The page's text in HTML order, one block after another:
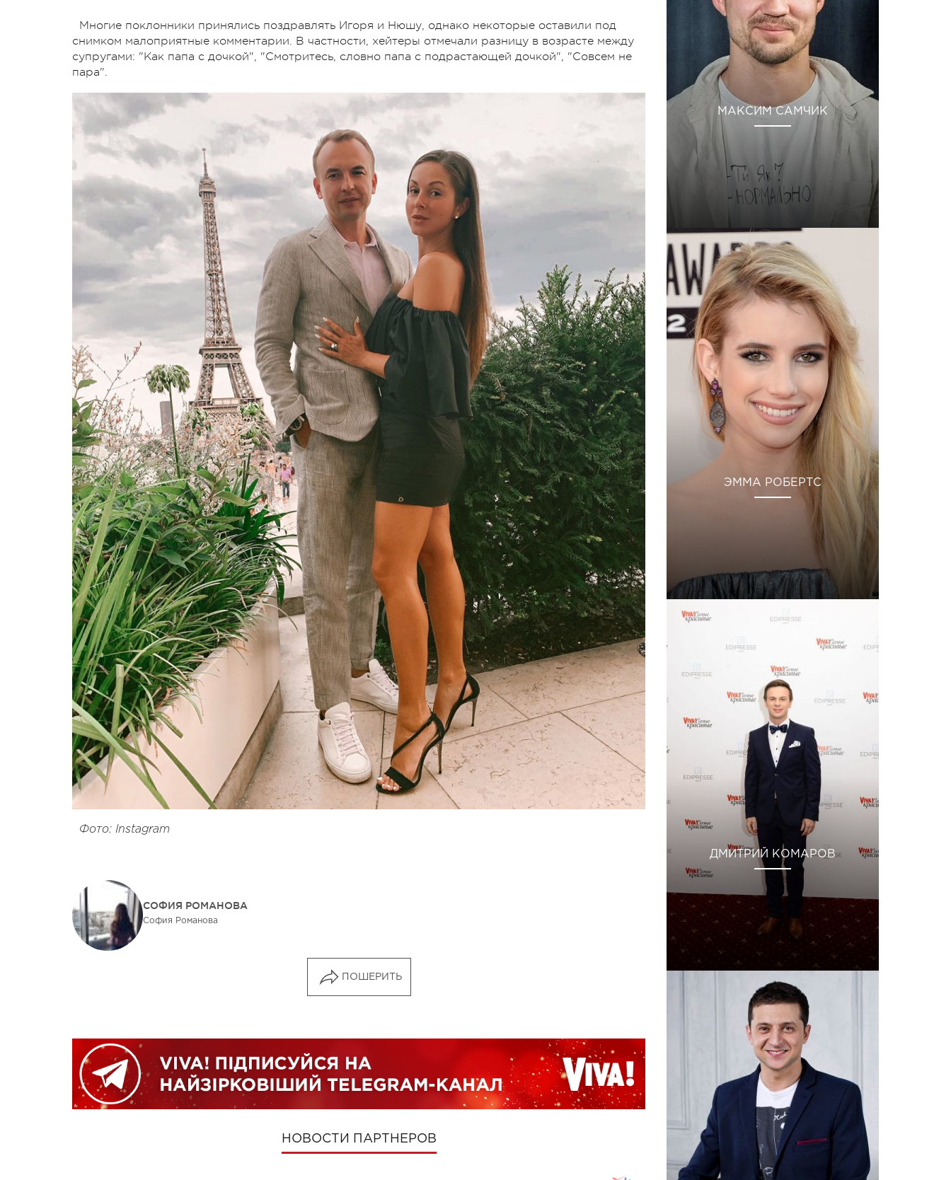
Многие поклонники принялись поздравлять Игоря и Нюшу, однако некоторые оставили под
снимком малоприятные комментарии. В частности, хейтеры отмечали разницу в возрасте между
супругами: "Как папа с дочкой", "Смотритесь, словно папа с подрастающей дочкой", "Совсем не
пара".
Фото: Instagram
СОФИЯ РОМАНОВА
София Романова
ПОШЕРИТЬ
НОВОСТИ ПАРТНЕРОВ
МАКСИМ САМЧИК
ЭММА РОБЕРТС
ДМИТРИЙ КОМАРОВ